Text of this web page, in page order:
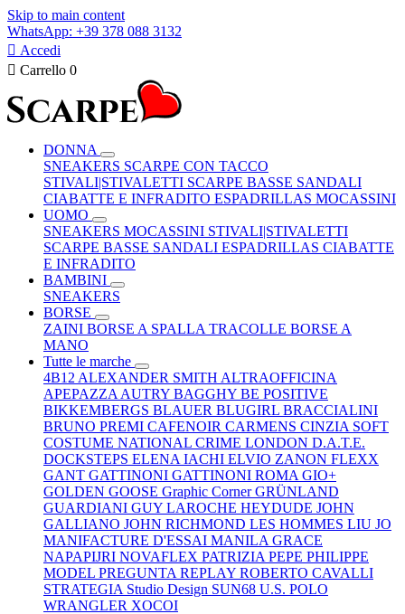
Skip to main content
WhatsApp: +39 378 088 3132
 Accedi
 Carrello 0
DONNA
SNEAKERS SCARPE CON TACCO
STIVALI|STIVALETTI SCARPE BASSE SANDALI
CIABATTE E INFRADITO ESPADRILLAS MOCASSINI
UOMO
SNEAKERS MOCASSINI STIVALI|STIVALETTI
SCARPE BASSE SANDALI ESPADRILLAS CIABATTE
E INFRADITO
BAMBINI
SNEAKERS
BORSE
ZAINI BORSE A SPALLA TRACOLLE BORSE A
MANO
Tutte le marche
4B12 ALEXANDER SMITH ALTRAOFFICINA
APEPAZZA AUTRY BAGGHY BE POSITIVE
BIKKEMBERGS BLAUER BLUGIRL BRACCIALINI
BRUNO PREMI CAFENOIR CARMENS CINZIA SOFT
COSTUME NATIONAL CRIME LONDON D.A.T.E.
DOCKSTEPS ELENA IACHI ELVIO ZANON FLEXX
GANT GATTINONI GATTINONI ROMA GIO+
GOLDEN GOOSE Graphic CornerGRÜNLAND
GUARDIANI GUY LAROCHE HEYDUDE JOHN
GALLIANO JOHN RICHMOND LES HOMMES LIU JO
MANIFACTURE D'ESSAI MANILA GRACE
NAPAPIJRI NOVAFLEX PATRIZIA PEPE PHILIPPE
MODEL PREGUNTA REPLAY ROBERTO CAVALLI
STRATEGIA Studio Design SUN68 U.S. POLO
WRANGLER XOCOI